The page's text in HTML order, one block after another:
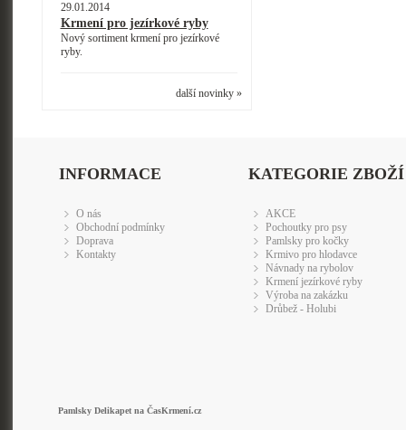
29.01.2014
Krmení pro jezírkové ryby
Nový sortiment krmení pro jezírkové
ryby.
další novinky »
INFORMACE
O nás
Obchodní podmínky
Doprava
Kontakty
KATEGORIE ZBOŽÍ
AKCE
Pochoutky pro psy
Pamlsky pro kočky
Krmivo pro hlodavce
Návnady na rybolov
Krmení jezírkové ryby
Výroba na zakázku
Drůbež - Holubi
Pamlsky Delikapet na ČasKrmení.cz